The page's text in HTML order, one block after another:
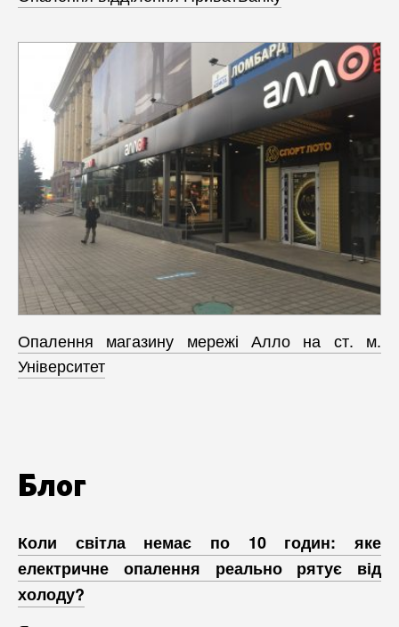
Опалення магазину мережі Алло на ст. м.
Університет
Блог
Коли світла немає по 10 годин: яке
електричне опалення реально рятує від
холоду?